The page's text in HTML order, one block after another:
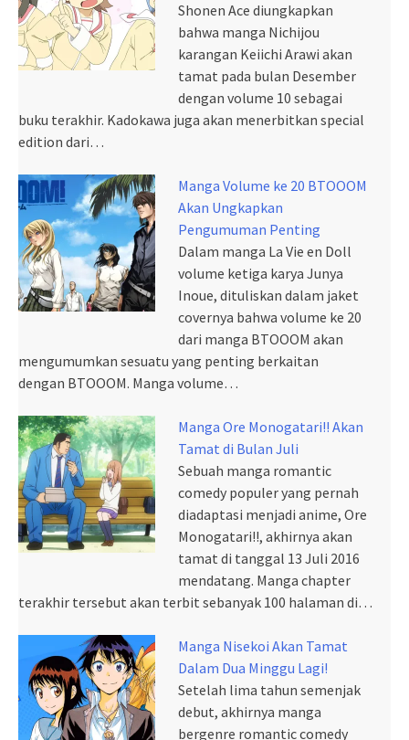
Shonen Ace diungkapkan
bahwa manga Nichijou
karangan Keiichi Arawi akan
tamat pada bulan Desember
dengan volume 10 sebagai
buku terakhir. Kadokawa juga akan menerbitkan special
edition dari…
Manga Volume ke 20 BTOOOM
Akan Ungkapkan
Pengumuman Penting
Dalam manga La Vie en Doll
volume ketiga karya Junya
Inoue, dituliskan dalam jaket
covernya bahwa volume ke 20
dari manga BTOOOM akan
mengumumkan sesuatu yang penting berkaitan
dengan BTOOOM. Manga volume…
Manga Ore Monogatari!! Akan
Tamat di Bulan Juli
Sebuah manga romantic
comedy populer yang pernah
diadaptasi menjadi anime, Ore
Monogatari!!, akhirnya akan
tamat di tanggal 13 Juli 2016
mendatang. Manga chapter
terakhir tersebut akan terbit sebanyak 100 halaman di…
Manga Nisekoi Akan Tamat
Dalam Dua Minggu Lagi!
Setelah lima tahun semenjak
debut, akhirnya manga
bergenre romantic comedy